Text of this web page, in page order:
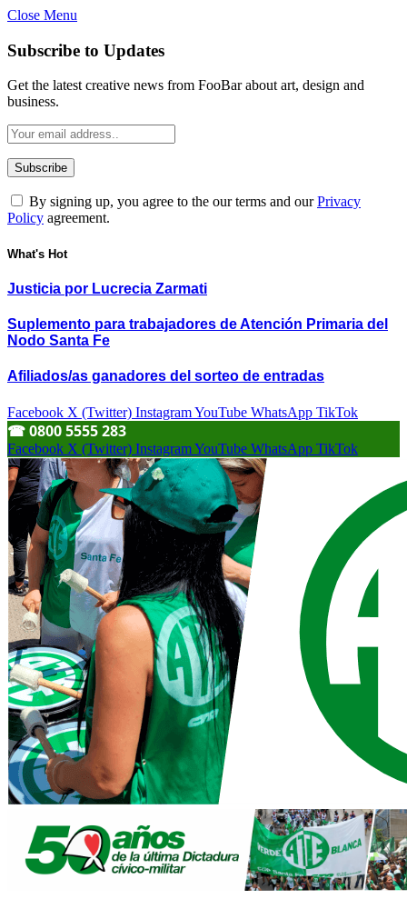
Close Menu
Subscribe to Updates
Get the latest creative news from FooBar about art, design and
business.
By signing up, you agree to the our terms and ourPrivacy
Policy agreement.
What's Hot
Justicia por Lucrecia Zarmati
Suplemento para trabajadores de Atención Primaria del
Nodo Santa Fe
Afiliados/as ganadores del sorteo de entradas
Facebook X (Twitter) InstagramYouTube WhatsApp TikTok
☎︎ 0800 5555 283
Facebook X (Twitter) InstagramYouTube WhatsApp TikTok